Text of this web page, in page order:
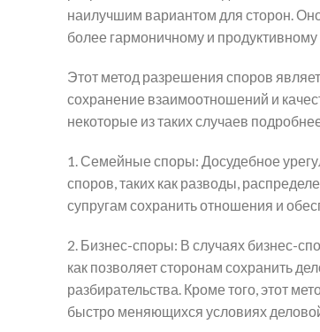
наилучшим вариантом для сторон.
более гармоничному и
Этот метод разрешения споров
сохранение взаимоотношений и
некоторые из таких случаев
1. Семейные споры: Досудебное
споров, таких как разводы,
супругам сохранить отношения и
2. Бизнес-споры: В случаях бизнес-
как позволяет сторонам сохранить
разбирательства. Кроме того, этот
быстро меняющихся условиях